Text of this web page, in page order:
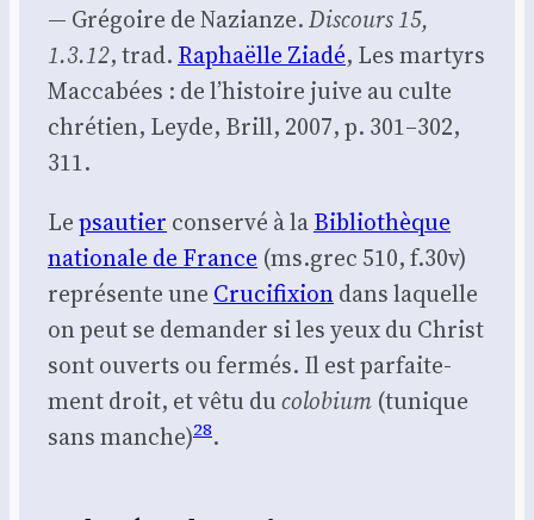
— Gré­goire de Nazianze.Dis­cours 15,
1.3.12, trad. Raphaëlle Zia­dé, Les mar­tyrs
Mac­ca­bées : de l’his­toire juive au culte
chré­tien, Leyde, Brill, 2007, p. 301–302,
311.
Lepsau­tier conser­vé à laBiblio­thèque
natio­nale de France (ms.grec 510, f.30v)
repré­sente une Cru­ci­fixiondans laquelle
on peut se deman­der si les yeux du Christ
sont ouverts ou fer­més. Il est par­fai­te­
ment droit, et vêtu ducolo­bium (tunique
sans manche)28.